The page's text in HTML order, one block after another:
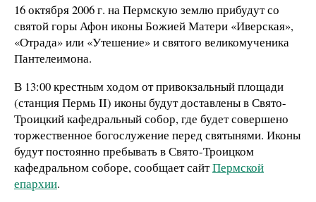
16 октября2006 г. на Пермскую землю прибудут со
святой горы Афон иконы Божией Матери «Иверская»,
«Отрада» или «Утешение» и святого великомученика
Пантелеимона.
В 13:00 крестным ходом от привокзальный площади
(станция Пермь II) иконы будут доставлены в Свято-
Троицкий кафедральный собор, где будет совершено
торжественное богослужение перед святынями. Иконы
будут постоянно пребывать в Свято-Троицком
кафедральном соборе, сообщает сайтПермской
епархии.